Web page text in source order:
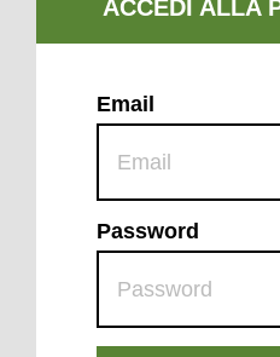
Email
Password